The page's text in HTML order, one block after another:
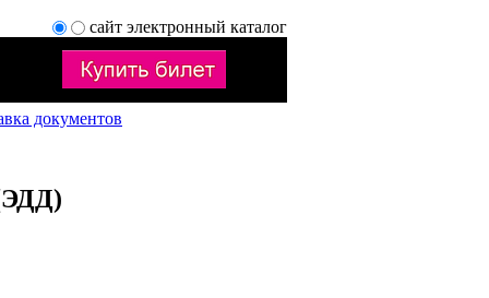
сайт электронный каталог
документов